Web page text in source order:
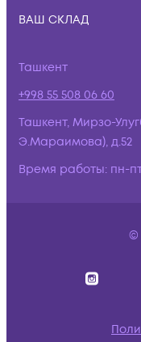
ВАШ СКЛАД
Ташкент
+998 55 508 06 60
Ташкент, Мирзо-
Э.Мараимова), д.52
Время работы: пн-
©